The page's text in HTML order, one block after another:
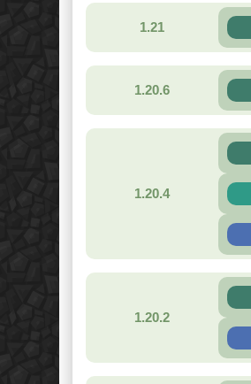
1.21
1.20.6
1.20.4
1.20.2